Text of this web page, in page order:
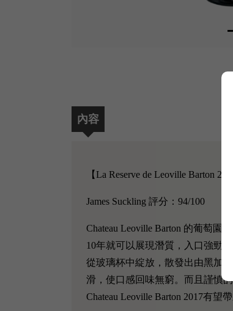
內容
【La Reserve de Leoville Barton
James Suckling 評分：94/100
Chateau Leoville Barton 的葡萄園
10年就可以展現潛質，入口強勁
從玻璃杯中綻放，散發出由黑加
滑，使口感回味無窮。而且謹慎
Chateau Leoville Barton 2017有望